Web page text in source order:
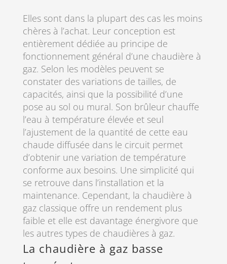
Elles sont dans la plupart des cas les moins
chères à l’achat. Leur conception est
entièrement dédiée au principe de
fonctionnement général d’une chaudière à
gaz. Selon les modèles peuvent se
constater des variations de tailles, de
capacités, ainsi que la possibilité d’une
pose au sol ou mural. Son brûleur chauffe
l’eau à température élevée et seul
l’ajustement de la quantité de cette eau
chaude diffusée dans le circuit permet
d’obtenir une variation de température
conforme aux besoins. Une simplicité qui
se retrouve dans l’installation et la
maintenance. Cependant, la chaudière à
gaz classique offre un rendement plus
faible et elle est davantage énergivore que
les autres types de chaudières à gaz.
La chaudière à gaz basse